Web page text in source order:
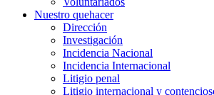
Nuestro quehacer
Dirección
Investigación
Incidencia Nacional
Incidencia Internacional
Litigio penal
Litigio internacional y